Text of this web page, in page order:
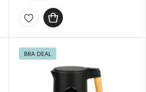
BRA DEAL